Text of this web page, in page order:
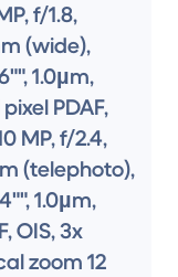
f/1.8,
(wide),
1.0µm,
PDAF,
MP, f/2.4,
(telephoto),
1.0µm,
OIS, 3x
zoom 12